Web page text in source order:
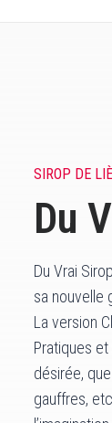
SIROP DE
Du
Du Vrai
sa nouvelle
La version
Pratiques
désirée,
gauffres,